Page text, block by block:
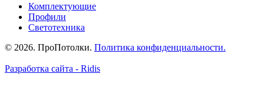
Комплектующие
Профили
Светотехника
© 2026. ПроПотолки. Политика конфиденциальности.
Разработка сайта - Ridis